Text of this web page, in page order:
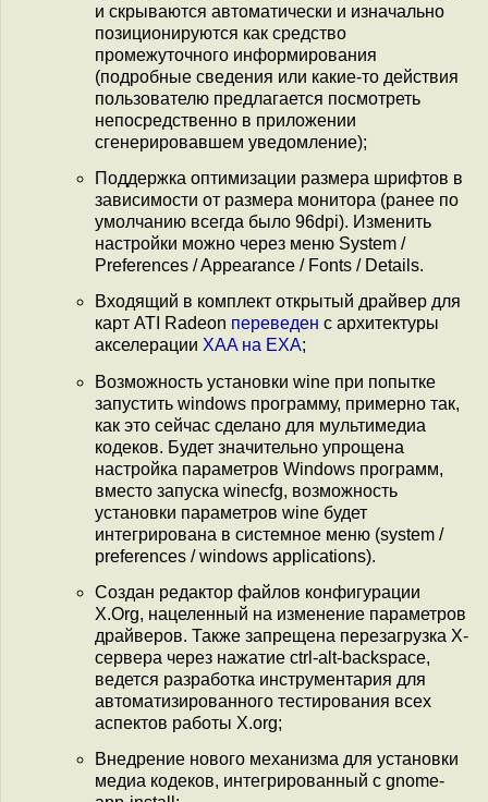
и скрываются автоматически и изначально
позиционируются как средство
промежуточного информирования
(подробные сведения или какие-то действия
пользователю предлагается посмотреть
непосредственно в приложении
сгенерировавшем уведомление);
Поддержка оптимизации размера шрифтов в
зависимости от размера монитора (ранее по
умолчанию всегда было 96dpi). Изменить
настройки можно через меню System /
Preferences / Appearance / Fonts / Details.
Входящий в комплект открытый драйвер для
карт ATI Radeon переведен с архитектуры
акселерации XAA на EXA;
Возможность установки wine при попытке
запустить windows программу, примерно так,
как это сейчас сделано для мультимедиа
кодеков. Будет значительно упрощена
настройка параметров Windows программ,
вместо запуска winecfg, возможность
установки параметров wine будет
интегрирована в системное меню (system /
preferences / windows applications).
Создан редактор файлов конфигурации
X.Org, нацеленный на изменение параметров
драйверов. Также запрещена перезагрузка X-
сервера через нажатие ctrl-alt-backspace,
ведется разработка инструментария для
автоматизированного тестирования всех
аспектов работы X.org;
Внедрение нового механизма для установки
медиа кодеков, интегрированный с gnome-